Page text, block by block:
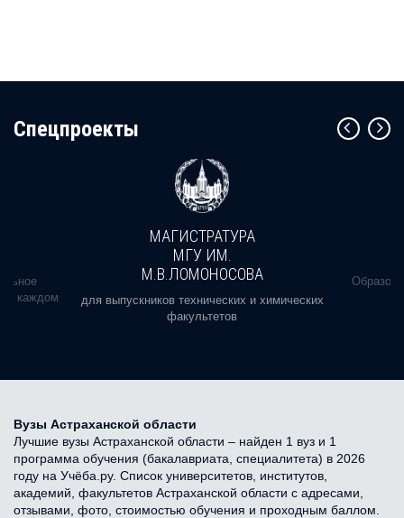
Cпецпроекты
в каждом
МАГИСТРАТУРА
МГУ ИМ.
М.В.ЛОМОНОСОВА
для выпускников технических и химических
факультетов
Вузы Астраханской области
Лучшие вузы Астраханской области – найден 1 вуз и 1
программа обучения (бакалавриата, специалитета) в 2026
году на Учёба.ру. Список университетов, институтов,
академий, факультетов Астраханской области с адресами,
отзывами, фото, стоимостью обучения и проходным баллом.